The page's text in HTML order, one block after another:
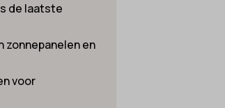
de laatste
en
voor